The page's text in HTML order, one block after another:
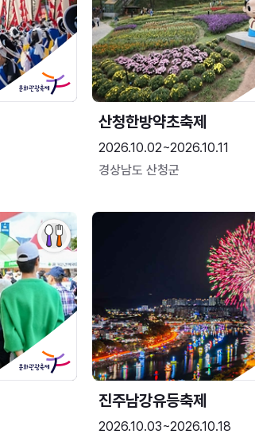
산청한방약초축제
2026.10.02~2026.10.11
경상남도 산청군
진주남강유등축제
2026.10.03~2026.10.18